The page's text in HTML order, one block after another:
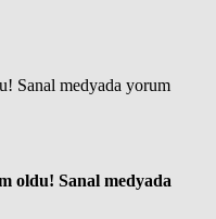
oldu! Sanal medyada